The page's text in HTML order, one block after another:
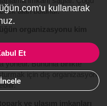
alan bulunur.
sürecini kendi
yönetir. Bununla birlikte
için dış organizasyon
kullanarak
Et